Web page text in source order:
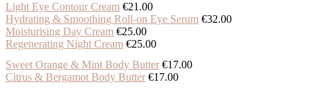
Light Eye Contour Cream €21.00
Hydrating & Smoothing Roll-on Eye Serum €32.00
Moisturising Day Cream €25.00
Regenerating Night Cream €25.00
Sweet Orange & Mint Body Butter €17.00
Citrus & Bergamot Body Butter €17.00